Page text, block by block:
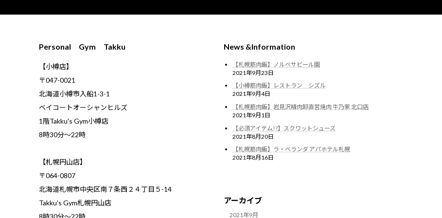
Personal Gym Takku
【小樽店】
〒047-0021
北海道小樽市入船1-3-1
ベイコートオーシャンヒルズ
1階Takku's Gym小樽店
​8時30分～22時
【札幌円山店】
〒064-0807
北海道札幌市中央区南７条西２４丁目５-14
Takku's Gym札幌円山店
8時30分～22時
News &Information
【札幌筋肉飯】ノルベサビール園
2021年9月23日
【小樽筋肉飯】レストラン シズル
2021年9月4日
【札幌筋肉飯】岩見沢精肉卸直営焼肉 牛乃家 北口店
2021年9月1日
【必須アイテム!?】スクワットシューズ
2021年8月20日
【札幌筋肉飯】ラ・ベランダ アパホテル札幌
2021年8月16日
アーカイブ
2021年9月